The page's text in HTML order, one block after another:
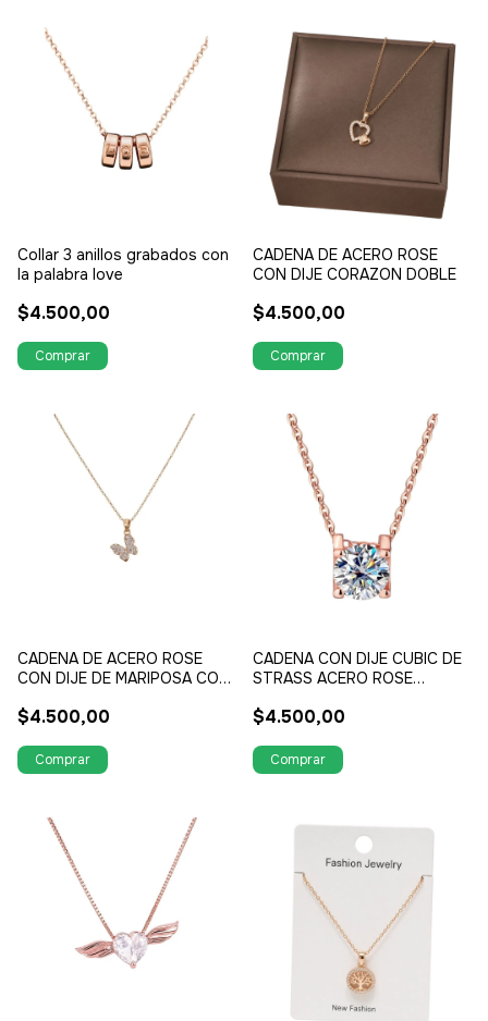
Collar 3 anillos grabados con
la palabra love
$4.500,00
CADENA DE ACERO ROSE
CON DIJE CORAZON DOBLE
$4.500,00
CADENA DE ACERO ROSE
CON DIJE DE MARIPOSA CON
$4.500,00
CADENA CON DIJE CUBIC DE
STRASS ACERO ROSE
JOYERIA EN EUROPA
$4.500,00